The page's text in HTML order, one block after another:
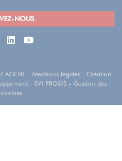
NOUS
AGENT - Mentions légales - Création
: SVI PROSIS - Gestion des
cookies